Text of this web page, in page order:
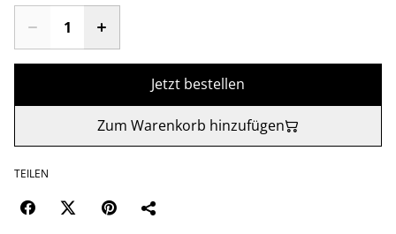
Jetzt bestellen
Zum Warenkorb hinzufügen
TEILEN